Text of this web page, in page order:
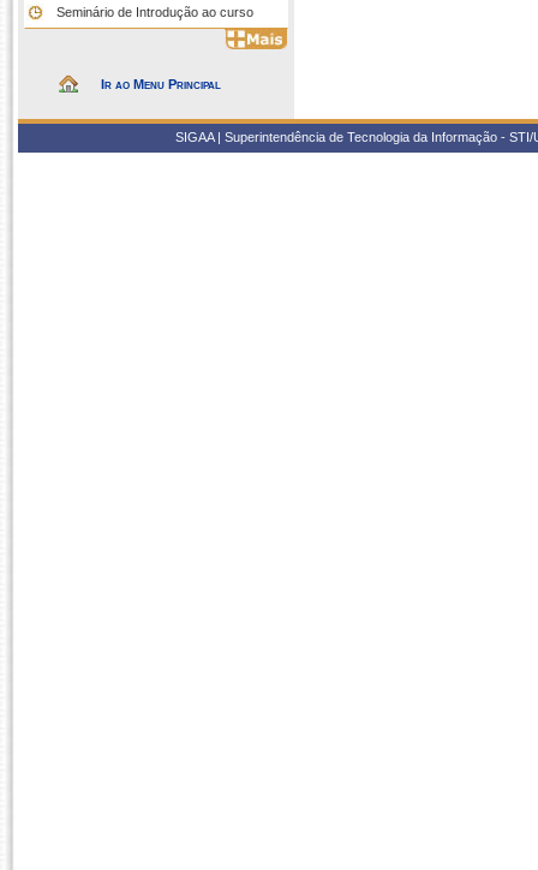
Seminário de Introdução ao curso
Ir ao Menu Principal
SIGAA | Superintendência de Tecnologia da Informação -